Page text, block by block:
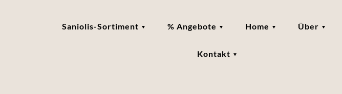
Saniolis-Sortiment % Angebote Home Über
Kontakt